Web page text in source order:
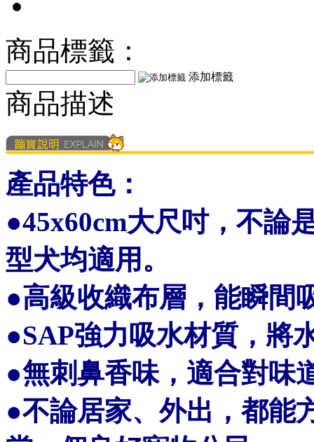
商品標籤：
添加標籤
商品描述
產品特色：
●45x60cm大尺吋，不論
型犬均適用。
●高級收織布層，能瞬間
●SAP強力吸水材質，將
●無刺鼻香味，適合對味
●不論居家、外出，都能